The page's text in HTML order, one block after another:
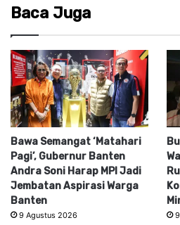
Baca Juga
Bawa Semangat ‘Matahari
Pagi’, Gubernur Banten
Andra Soni Harap MPI Jadi
Jembatan Aspirasi Warga
Banten
9 Agustus 2026